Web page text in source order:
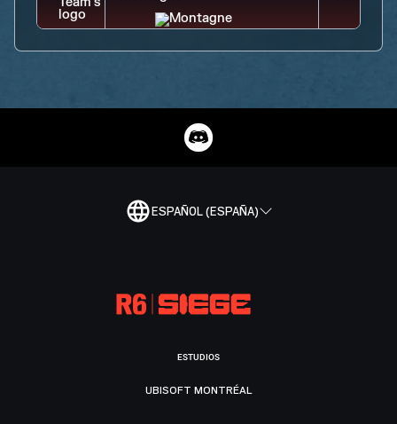
ESPAÑOL (ESPAÑA)
ESTUDIOS
UBISOFT MONTRÉAL